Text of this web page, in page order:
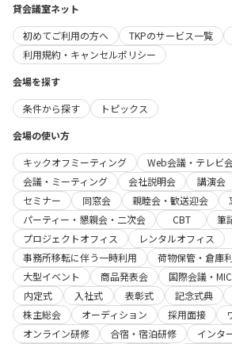
貸会議室ネット
初めてご利用の方へ
TKPのサービス一覧
利用規約・キャンセルポリシー
会場を探す
条件から探す
トピックス
会場の使い方
キックオフミーティング
Web会議・テレビ
会議・ミーティング
会社説明会 講演会
セミナー
同窓会 親睦会・歓送迎会
パーティー・懇親会・二次会
CBT 筆
プロジェクトオフィス
レンタルオフィス
事務所移転に伴う一時利用
荷物保管・倉庫
大型イベント
商品発表会 国際会議・
内定式
入社式 表彰式 記念式典
株主総会
オーディション 採用面接
オンライン研修
合宿・宿泊研修
インタ